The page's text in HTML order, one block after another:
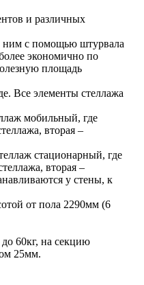
и различных
ним с помощью штурвала
экономично по
площадь
Все элементы стеллажа
мобильный, где
вторая –
стационарный, где
вторая –
у стены, к
от пола 2290мм (6
60кг, на секцию
25мм.